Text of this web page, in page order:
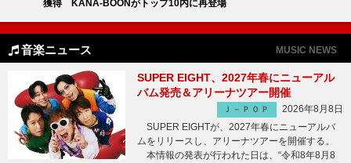
獲得 KANA-BOONがトップ10内に再登場
音楽ニュース MUSIC NEWS
SUPER EIGHT、2027年春にニューアル
バム発売＆アリーナツアー開催
Ｊ－ＰＯＰ
2026年8月8日
SUPER EIGHTが、2027年春にニューアルバ
ムをリリースし、アリーナツアーを開催する。
本情報の発表が行われた日は、“令和8年8月8